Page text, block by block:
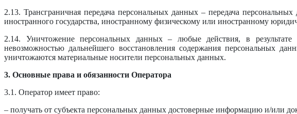
2.13. Трансграничная передача персональных данных – передача
иностранного государства, иностранному физическому или иностранному
2.14. Уничтожение персональных данных – любые действия, в результате
невозможностью дальнейшего восстановления содержания персональных
уничтожаются материальные носители персональных данных.
3. Основные права и обязанности Оператора
3.1. Оператор имеет право:
– получать от субъекта персональных данных достоверные информацию и/или